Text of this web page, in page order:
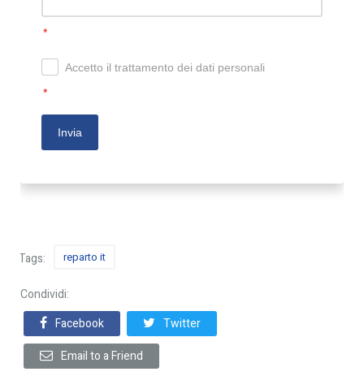
Accetto il trattamento dei dati personali
Invia
Tags: reparto it
Condividi:
Facebook
Twitter
Email to a Friend